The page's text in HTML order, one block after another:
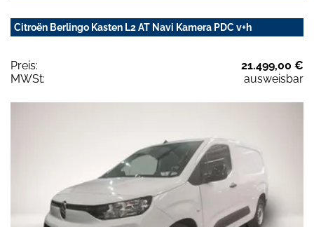
Citroën Berlingo Kasten L2 AT Navi Kamera PDC v+h
Preis:
21.499,00 €
MWSt:
ausweisbar